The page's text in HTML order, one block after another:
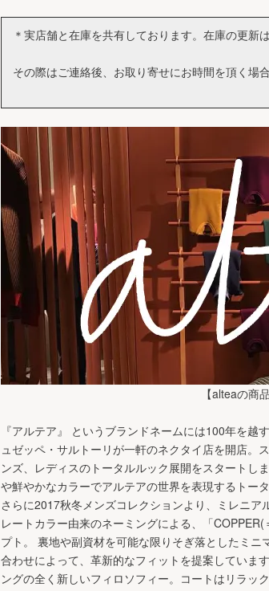
＊実店舗と在庫を共有しております。在庫の更
その際はご連絡後、お取り寄せにお時間を頂く場
【alteaの商
『アルテア』 というブランドネームには100年を
ュゼッペ・サルトーリが一軒のネクタイ店を開店。
ンズ、レディスのトータルルック展開をスタートし
や鮮やかなカラーでアルテアの世界を表現するトー
さらに2017秋冬メンズコレクションより、ミレニ
レートカラー由来のネーミングによる、「
プト。 裏地や副資材を可能な限りそぎ落としたミ
合わせによって、革新的なフィットを提案していま
ングの全く新しいフィロソフィー。コートはリラッ